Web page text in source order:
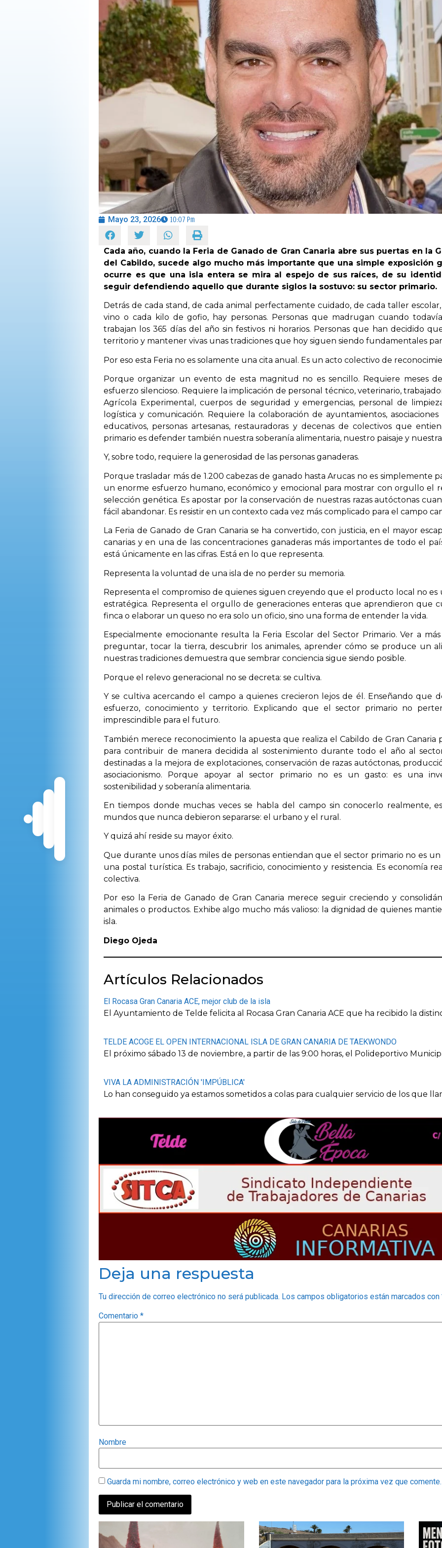
OPINIÓN
PROGRAMAS
Mayo 23, 2026 10:07 Pm
Cada año, cuando la Feria de Ganado de Gran Canaria abre sus puertas en la
del Cabildo, sucede algo mucho más importante que una simple exposición
ocurre es que una isla entera se mira al espejo de sus raíces, de su
seguir defendiendo aquello que durante siglos la sostuvo: su sector primario.
Detrás de cada stand, de cada animal perfectamente cuidado, de cada taller
vino o cada kilo de gofio, hay personas. Personas que madrugan cuando
trabajan los 365 días del año sin festivos ni horarios. Personas que han decidido
territorio y mantener vivas unas tradiciones que hoy siguen siendo fundamentales
Por eso esta Feria no es solamente una cita anual. Es un acto colectivo de
Porque organizar un evento de esta magnitud no es sencillo. Requiere meses
esfuerzo silencioso. Requiere la implicación de personal técnico, veterinario,
Agrícola Experimental, cuerpos de seguridad y emergencias, personal de
logística y comunicación. Requiere la colaboración de ayuntamientos,
educativos, personas artesanas, restauradoras y decenas de colectivos que
primario es defender también nuestra soberanía alimentaria, nuestro paisaje y
Y, sobre todo, requiere la generosidad de las personas ganaderas.
Porque trasladar más de 1.200 cabezas de ganado hasta Arucas no es simplemente
un enorme esfuerzo humano, económico y emocional para mostrar con orgullo el
selección genética. Es apostar por la conservación de nuestras razas autóctonas
fácil abandonar. Es resistir en un contexto cada vez más complicado para el campo
La Feria de Ganado de Gran Canaria se ha convertido, con justicia, en el mayor
canarias y en una de las concentraciones ganaderas más importantes de todo el
está únicamente en las cifras. Está en lo que representa.
Representa la voluntad de una isla de no perder su memoria.
Representa el compromiso de quienes siguen creyendo que el producto local no es
estratégica. Representa el orgullo de generaciones enteras que aprendieron que
finca o elaborar un queso no era solo un oficio, sino una forma de entender la vida.
Especialmente emocionante resulta la Feria Escolar del Sector Primario. Ver a
preguntar, tocar la tierra, descubrir los animales, aprender cómo se produce un
nuestras tradiciones demuestra que sembrar conciencia sigue siendo posible.
Porque el relevo generacional no se decreta: se cultiva.
Y se cultiva acercando el campo a quienes crecieron lejos de él. Enseñando que
esfuerzo, conocimiento y territorio. Explicando que el sector primario no
imprescindible para el futuro.
También merece reconocimiento la apuesta que realiza el Cabildo de Gran Canaria
para contribuir de manera decidida al sostenimiento durante todo el año al
destinadas a la mejora de explotaciones, conservación de razas autóctonas,
asociacionismo. Porque apoyar al sector primario no es un gasto: es una
sostenibilidad y soberanía alimentaria.
En tiempos donde muchas veces se habla del campo sin conocerlo realmente,
mundos que nunca debieron separarse: el urbano y el rural.
Y quizá ahí reside su mayor éxito.
Que durante unos días miles de personas entiendan que el sector primario no es
una postal turística. Es trabajo, sacrificio, conocimiento y resistencia. Es economía
colectiva.
Por eso la Feria de Ganado de Gran Canaria merece seguir creciendo y
animales o productos. Exhibe algo mucho más valioso: la dignidad de quienes
isla.
Diego Ojeda
Artículos Relacionados
El Rocasa Gran Canaria ACE, mejor club de la isla
El Ayuntamiento de Telde felicita al Rocasa Gran Canaria ACE que ha recibido la
TELDE ACOGE EL OPEN INTERNACIONAL ISLA DE GRAN CANARIA DE TAEKWONDO
El próximo sábado 13 de noviembre, a partir de las 9:00 horas, el Polideportivo
VIVA LA ADMINISTRACIÓN 'IMPÚBLICA'
Lo han conseguido ya estamos sometidos a colas para cualquier servicio de los que
Deja una respuesta
Tu dirección de correo electrónico no será publicada. Los campos obligatorios están marcados con
Comentario *
Nombre
Guarda mi nombre, correo electrónico y web en este navegador para la próxima vez que comente.